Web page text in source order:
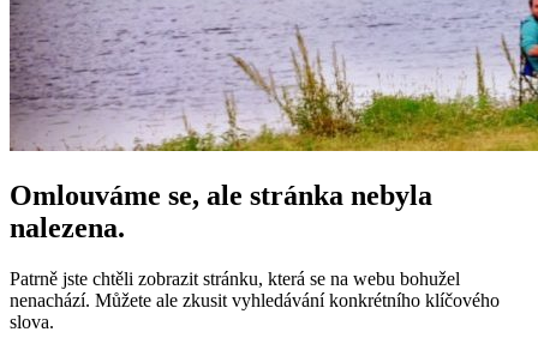
Omlouváme se, ale stránka nebyla
nalezena.
Patrně jste chtěli zobrazit stránku, která se na webu bohužel
nenachází. Můžete ale zkusit vyhledávání konkrétního klíčového
slova.